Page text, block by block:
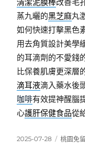
清潔泥膜棒改善毛
蒸九曬的黑芝麻丸
如何快速打擊黑色
用去角質設計美學
的耳滴劑的不愛錢
比保養肌膚更深層
滴耳液滴入藥水後
咖啡有效提神醒腦
心護肝保健食品從
發
2025-07-28
分
桃園免